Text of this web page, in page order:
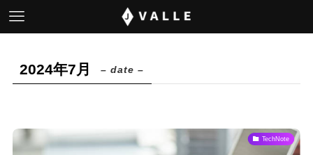
2024年7月 – date –
TechNote